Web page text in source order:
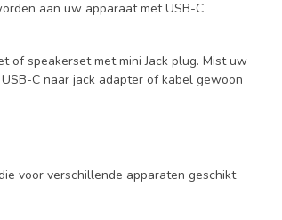
aan uw apparaat met USB-C
of speakerset met mini Jack plug. Mist uw
C naar jack adapter of kabel gewoon
voor verschillende apparaten geschikt